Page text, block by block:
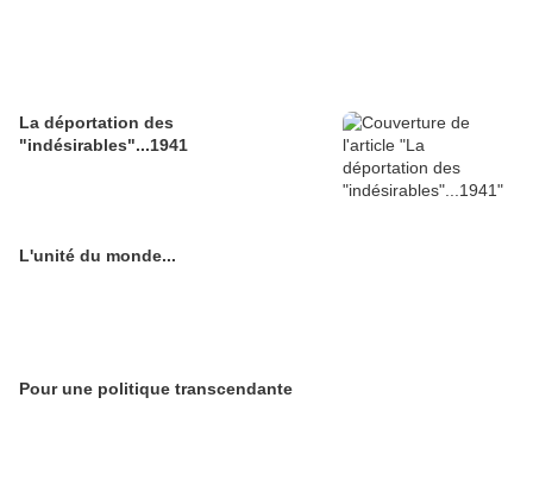
La déportation des
"indésirables"...1941
L'unité du monde...
Pour une politique transcendante